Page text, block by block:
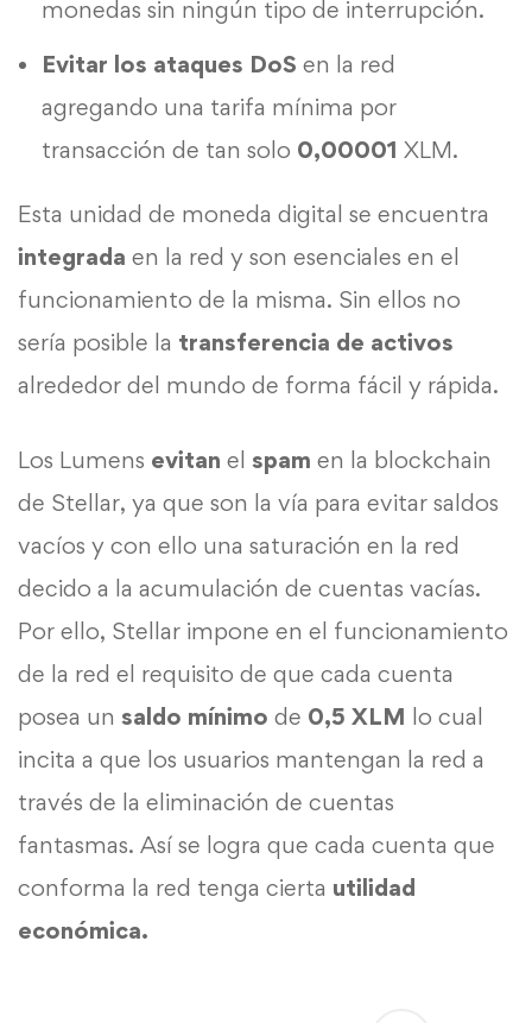
monedas sin ningún tipo de interrupción.
Evitar los ataques DoS en la red
agregando una tarifa mínima por
transacción de tan solo 0,00001 XLM.
Esta unidad de moneda digital se encuentra
integrada en la red y son esenciales en el
funcionamiento de la misma. Sin ellos no
sería posible la transferencia de activos
alrededor del mundo de forma fácil y rápida.
Los Lumens evitan el spam en la blockchain
de Stellar, ya que son la vía para evitar saldos
vacíos y con ello una saturación en la red
decido a la acumulación de cuentas vacías.
Por ello, Stellar impone en el funcionamiento
de la red el requisito de que cada cuenta
posea un saldo mínimo de 0,5 XLM lo cual
incita a que los usuarios mantengan la red a
través de la eliminación de cuentas
fantasmas. Así se logra que cada cuenta que
conforma la red tenga cierta utilidad
económica.